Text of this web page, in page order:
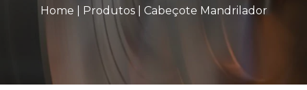
Home Produtos| Cabeçote Mandrilador